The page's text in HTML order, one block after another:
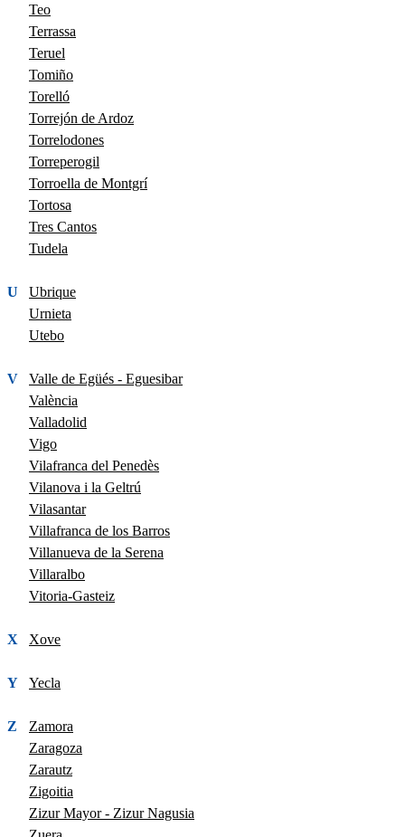
Teo
Terrassa
Teruel
Tomiño
Torelló
Torrejón de Ardoz
Torrelodones
Torreperogil
Torroella de Montgrí
Tortosa
Tres Cantos
Tudela
U
Ubrique
Urnieta
Utebo
V
Valle de Egüés - Eguesibar
València
Valladolid
Vigo
Vilafranca del Penedès
Vilanova i la Geltrú
Vilasantar
Villafranca de los Barros
Villanueva de la Serena
Villaralbo
Vitoria-Gasteiz
X Xove
Y Yecla
Z
Zamora
Zaragoza
Zarautz
Zigoitia
Zizur Mayor - Zizur Nagusia